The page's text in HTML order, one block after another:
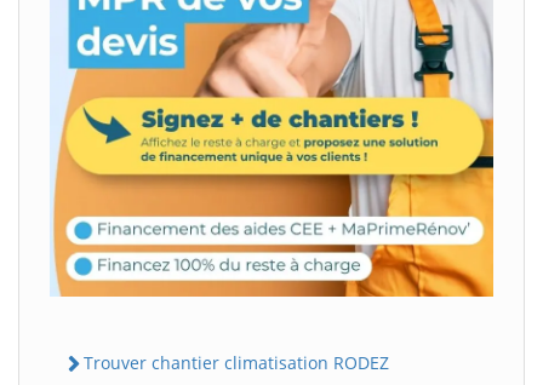
Trouver chantier climatisation RODEZ